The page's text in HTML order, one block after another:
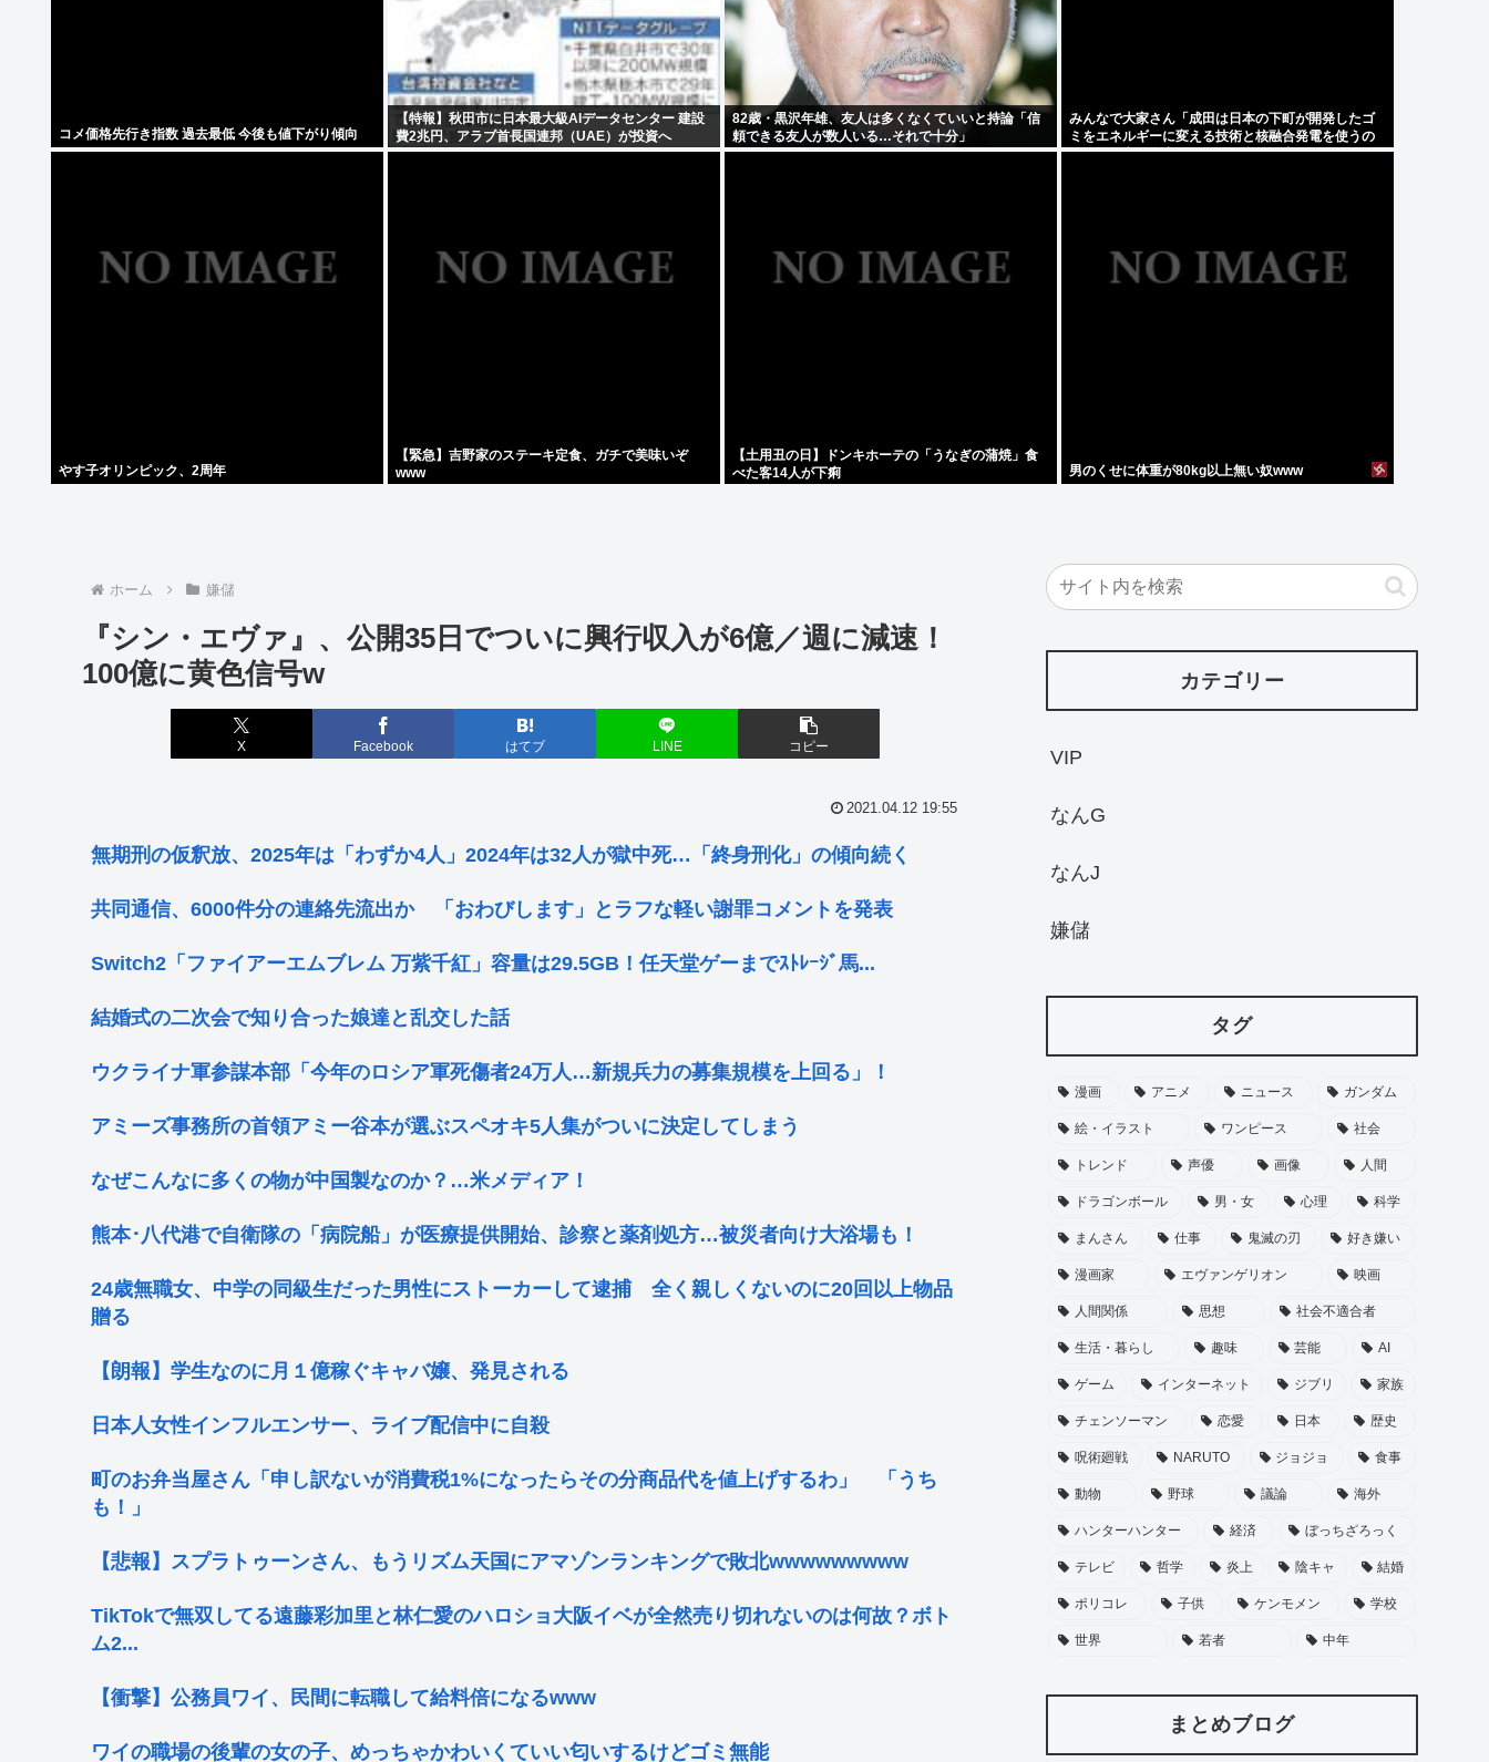
コメ価格先行き指数 過去最低 今後も値下がり傾向
【特報】秋田市に日本最大級AIデータセンター 建設
費2兆円、アラブ首長国連邦（UAE）が投資へ
82歳・黒沢年雄、友人は多くなくていいと持論「信
頼できる友人が数人いる…それで十分」
みんなで大家さん「成田は日本の下町が開発したゴ
ミをエネルギーに変える技術と核融合発電を使うの
でエコで高い資産価値があり利益が出る
やす子オリンピック、2周年
【緊急】吉野家のステーキ定食、ガチで美味いぞ
www
【土用丑の日】ドンキホーテの「うなぎの蒲焼」食
べた客14人が下痢
男のくせに体重が80kg以上無い奴www
ホーム 嫌儲
『シン・エヴァ』、公開35日でついに興行収入が6億／週に減速！
100億に黄色信号w
X Facebook はてブ LINE コピー
2021.04.12 19:55
無期刑の仮釈放、2025年は「わずか4人」2024年は32人が獄中死…「終身刑化」の傾向続く
共同通信、6000件分の連絡先流出か 「おわびします」とラフな軽い謝罪コメントを発表
Switch2「ファイアーエムブレム 万紫千紅」容量は29.5GB！任天堂ゲーまでｽﾄﾚｰｼﾞ馬...
結婚式の二次会で知り合った娘達と乱交した話
ウクライナ軍参謀本部「今年のロシア軍死傷者24万人…新規兵力の募集規模を上回る」！
アミーズ事務所の首領アミー谷本が選ぶスペオキ5人集がついに決定してしまう
なぜこんなに多くの物が中国製なのか？…米メディア！
熊本･八代港で自衛隊の「病院船」が医療提供開始、診察と薬剤処方…被災者向け大浴場も！
24歳無職女、中学の同級生だった男性にストーカーして逮捕 全く親しくないのに20回以上物品
贈る
【朗報】学生なのに月１億稼ぐキャバ嬢、発見される
日本人女性インフルエンサー、ライブ配信中に自殺
町のお弁当屋さん「申し訳ないが消費税1%になったらその分商品代を値上げするわ」 「うち
も！」
【悲報】スプラトゥーンさん、もうリズム天国にアマゾンランキングで敗北wwwwwwwww
TikTokで無双してる遠藤彩加里と林仁愛のハロショ大阪イベが全然売り切れないのは何故？ボト
ム2...
【衝撃】公務員ワイ、民間に転職して給料倍になるwww
ワイの職場の後輩の女の子、めっちゃかわいくていい匂いするけどゴミ無能
カテゴリー
VIP
なんG
なんJ
嫌儲
タグ
漫画 アニメ ニュース ガンダム
絵・イラスト ワンピース 社会
トレンド 声優 画像 人間
ドラゴンボール 男・女 心理 科学
まんさん 仕事 鬼滅の刃 好き嫌い
漫画家 エヴァンゲリオン 映画
人間関係 思想 社会不適合者
生活・暮らし 趣味 芸能 AI
ゲーム インターネット ジブリ 家族
チェンソーマン 恋愛 日本 歴史
呪術廻戦 NARUTO ジョジョ 食事
動物 野球 議論 海外
ハンターハンター 経済 ぼっちざろっく
テレビ 哲学 炎上 陰キャ 結婚
ポリコレ 子供 ケンモメン 学校
世界 若者 中年
まとめブログ